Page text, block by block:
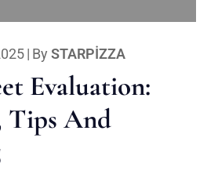
| By STARPIZZA
Evaluation:
Tips And